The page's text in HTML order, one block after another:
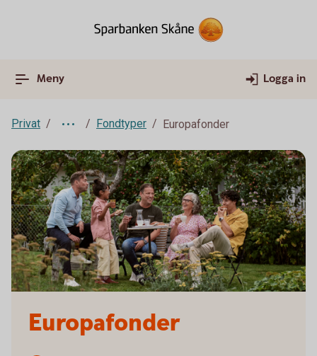
Meny Logga in
Privat Fondtyper Europafonder
Europafonder